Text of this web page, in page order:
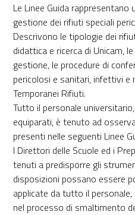
Le Linee Guida
gestione dei rifiuti speciali
Descrivono le tipologie dei
didattica e ricerca di Unicam,
gestione, le procedure di
pericolosi e sanitari, infettivi e
Temporanei Rifiuti.
Tutto il personale
equiparati, è tenuto ad
presenti nelle seguenti Linee
I Direttori delle Scuole ed i
tenuti a predisporre gli
disposizioni possano essere
applicate da tutto il
nel processo di smaltimento